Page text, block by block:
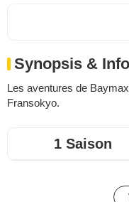
Synopsis & Info
Les aventures de
Fransokyo.
1 Saison